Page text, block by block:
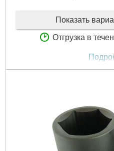
Показать
Отгрузка в